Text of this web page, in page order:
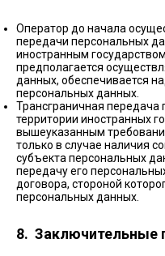
Оператор до начала
передачи персональных
иностранным
предполагается
данных, обеспечивается
персональных данных.
Трансграничная передача
территории иностранных
вышеуказанным
только в случае наличия
субъекта персональных
передачу его
договора, стороной
персональных данных.
8. Заключительные